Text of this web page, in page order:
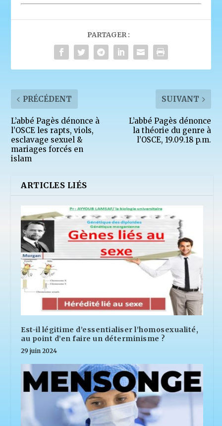
PARTAGER :
PRÉCÉDENT
L’abbé Pagès dénonce à
l’OSCE les rapts, viols,
esclavage sexuel &
mariages forcés en
islam
SUIVANT
L’abbé Pagès dénonce
la théorie du genre à
l’OSCE, 19.09.18 p.m.
ARTICLES LIÉS
Est-il légitime d’essentialiser l’homosexualité,
au point d’en faire un déterminisme ?
29 juin 2024